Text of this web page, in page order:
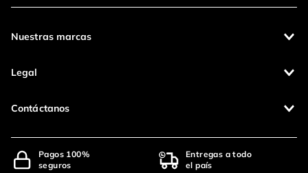
Nuestras marcas
Legal
Contáctanos
Pagos 100%
seguros
Entregas a todo
el país